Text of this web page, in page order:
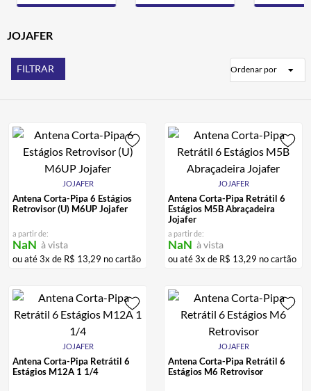
JOJAFER
FILTRAR Ordenar por
JOJAFER
Antena Corta-Pipa 6 Estágios
Retrovisor (U) M6UP Jojafer
a partir de:
NaN à vista
ou até3x de R$ 13,29 no cartão
JOJAFER
Antena Corta-Pipa Retrátil 6
Estágios M5B Abraçadeira
Jojafer
a partir de:
NaN à vista
ou até3x de R$ 13,29 no cartão
JOJAFER
Antena Corta-Pipa Retrátil 6
Estágios M12A 1 1/4
JOJAFER
Antena Corta-Pipa Retrátil 6
Estágios M6 Retrovisor
7º ALPINESTAR
8º AIROH
9º CALÇA
10º BOTAS